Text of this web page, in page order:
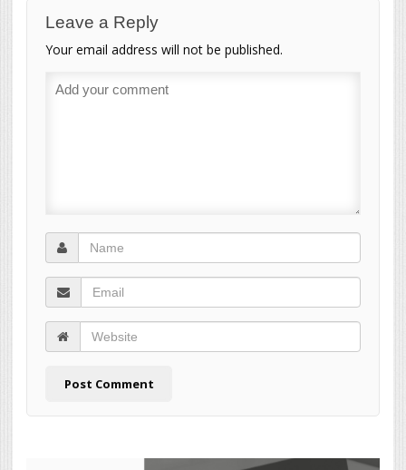
Leave a Reply
Your email address will not be published.